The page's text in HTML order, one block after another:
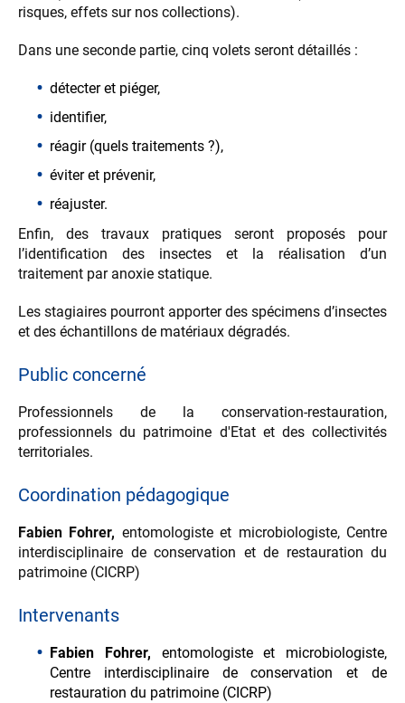
risques, effets sur nos collections).
Dans une seconde partie, cinq volets seront détaillés :
détecter et piéger,
identifier,
réagir (quels traitements ?),
éviter et prévenir,
réajuster.
Enfin, des travaux pratiques seront proposés pour
l’identification des insectes et la réalisation d’un
traitement par anoxie statique.
Les stagiaires pourront apporter des spécimens d’insectes
et des échantillons de matériaux dégradés.
Public concerné
Professionnels de la conservation-restauration,
professionnels du patrimoine d'Etat et des collectivités
territoriales.
Coordination pédagogique
Fabien Fohrer, entomologiste et microbiologiste, Centre
interdisciplinaire de conservation et de restauration du
patrimoine (CICRP)
Intervenants
Fabien Fohrer, entomologiste et microbiologiste,
Centre interdisciplinaire de conservation et de
restauration du patrimoine (CICRP)